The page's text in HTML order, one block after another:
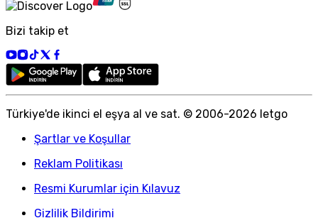
Bizi takip et
Türkiye'de ikinci el eşya al ve sat. © 2006-2026 letgo
Şartlar ve Koşullar
Reklam Politikası
Resmi Kurumlar için Kılavuz
Gizlilik Bildirimi